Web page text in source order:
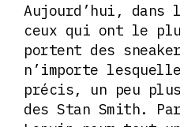
Aujourd’hui,
ceux qui ont le
portent des
n’importe
précis, un peu
des Stan Smith.